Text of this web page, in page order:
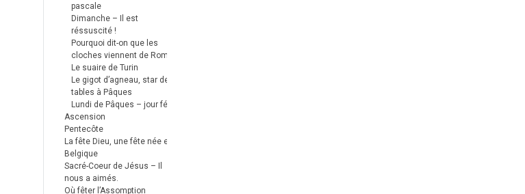
pascale
Dimanche – Il est
réssuscité !
Pourquoi dit-on que les
cloches viennent de Rome ?
Le suaire de Turin
Le gigot d’agneau, star des
tables à Pâques
Lundi de Pâques – jour férié
Ascension
Pentecôte
La fête Dieu, une fête née en
Belgique
Sacré-Coeur de Jésus – Il
nous a aimés.
Où fêter l’Assomption